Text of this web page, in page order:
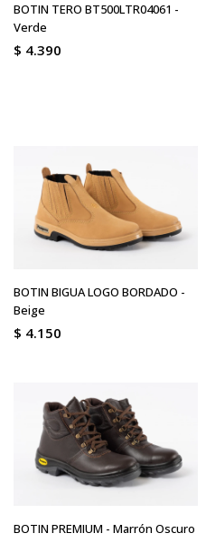
BOTIN TERO BT500LTR04061 -
Verde
$ 4.390
BOTIN BIGUA LOGO BORDADO -
Beige
$ 4.150
BOTIN PREMIUM - Marrón Oscuro